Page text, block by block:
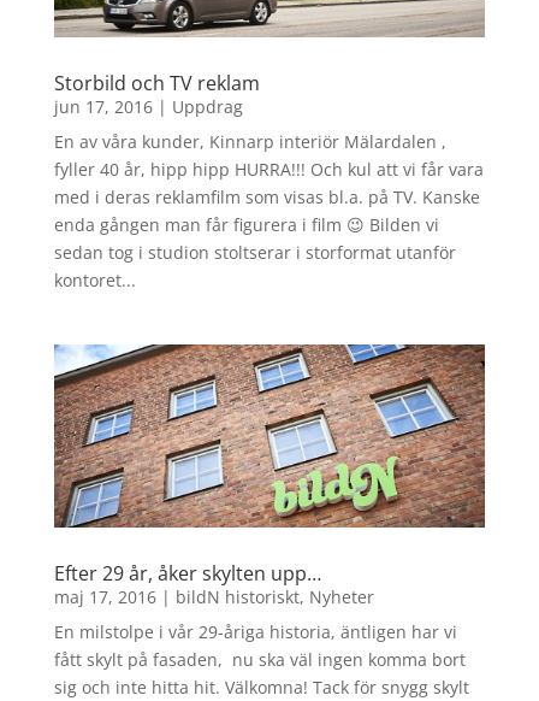
Storbild och TV reklam
jun 17, 2016| Uppdrag
En av våra kunder, Kinnarp interiör Mälardalen ,
fyller 40 år, hipp hipp HURRA!!! Och kul att vi får vara
med i deras reklamfilm som visas bl.a. på TV. Kanske
enda gången man får figurera i film 😉 Bilden vi
sedan tog i studion stoltserar i storformat utanför
kontoret...
Efter 29 år, åker skylten upp…
maj 17, 2016| bildN historiskt, Nyheter
En milstolpe i vår 29-åriga historia, äntligen har vi
fått skylt på fasaden, nu ska väl ingen komma bort
sig och inte hitta hit. Välkomna! Tack för snygg skylt